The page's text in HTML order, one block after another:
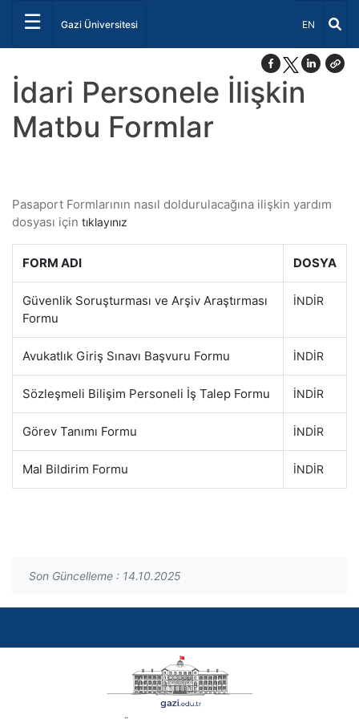
☰ Gazi Üniversitesi Dil Seçiniz
EN
İdari Personele İlişkin
Matbu Formlar
Pasaport Formlarının nasıl doldurulacağına ilişkin yardım
dosyası için tıklayınız
FORM ADI DOSYA
Güvenlik Soruşturması ve Arşiv Araştırması
Formu
İNDİR
Avukatlık Giriş Sınavı Başvuru Formu İNDİR
Sözleşmeli Bilişim Personeli İş Talep Formu İNDİR
Görev Tanımı Formu İNDİR
Mal Bildirim Formu İNDİR
Son Güncelleme : 14.10.2025